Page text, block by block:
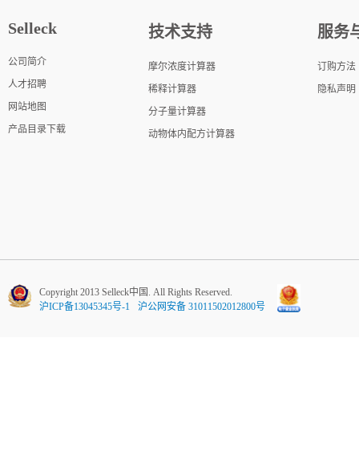
Selleck
公司简介
人才招聘
网站地图
产品目录下载
技术支持
摩尔浓度计算器
稀释计算器
分子量计算器
动物体内配方计算器
服务
订购方法
隐私声明
Copyright 2013 Selleck中国. All Rights Reserved.
沪ICP备13045345号-1
沪公网安备 31011502012800号